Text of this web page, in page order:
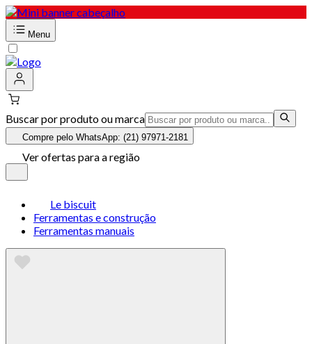
Menu
Buscar por produto ou marca
Compre pelo WhatsApp: (21) 97971-2181
Ver ofertas para a região
Le biscuit
Ferramentas e construção
Ferramentas manuais